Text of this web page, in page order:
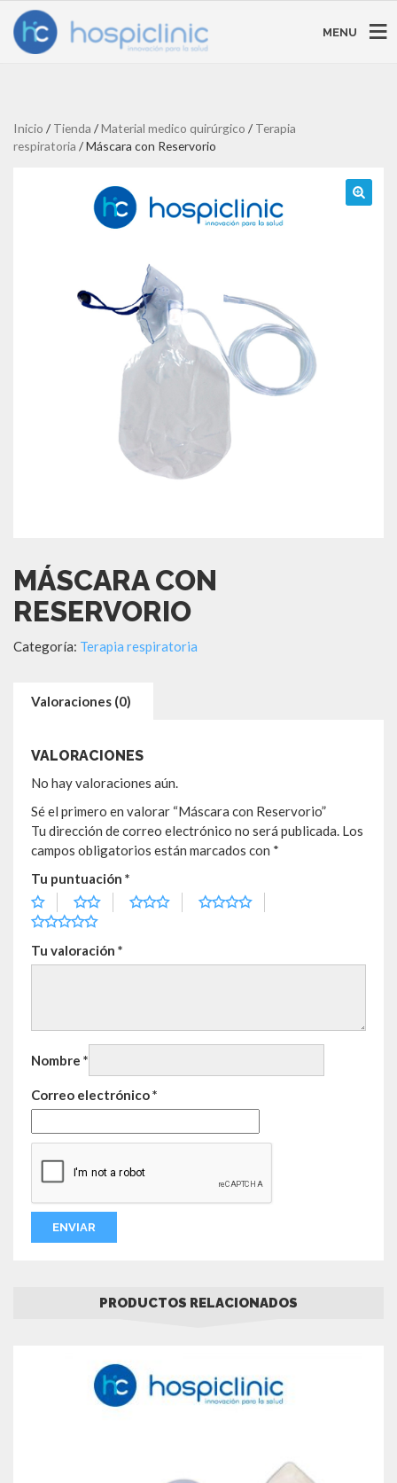
MENU
Inicio / Tienda /Material medico quirúrgico / Terapia
respiratoria / Máscara con Reservorio
MÁSCARA CON
RESERVORIO
Categoría: Terapia respiratoria
Valoraciones (0)
VALORACIONES
No hay valoraciones aún.
Sé el primero en valorar “Máscara con Reservorio”
Tu dirección de correo electrónico no será publicada. Los
campos obligatorios están marcados con *
Tu puntuación *
Tu valoración *
Nombre *
Correo electrónico*
PRODUCTOS RELACIONADOS